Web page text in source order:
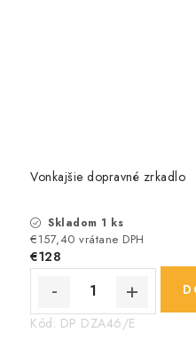
Vonkajšie dopravné zrkadlo
Skladom 1 ks
€157,40 vrátane DPH
€128
Kód: DP DZA46/E